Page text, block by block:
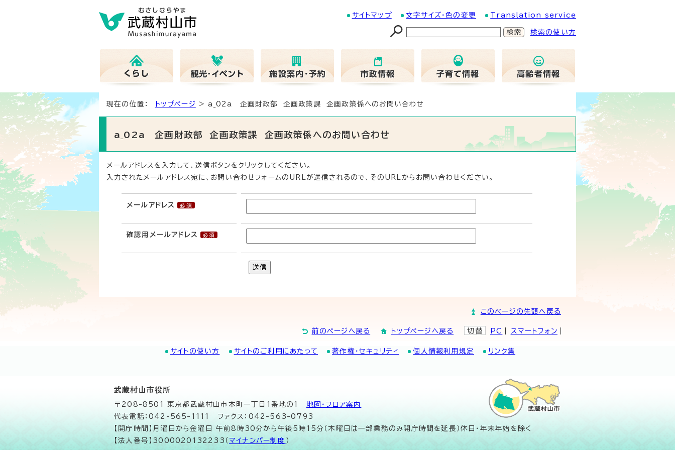
サイトマップ 文字サイズ・色の変更 Translation service
検索の使い方
現在の位置： トップページ > a_02a 企画財政部 企画政策課 企画政策係へのお問い合わせ
a_02a 企画財政部 企画政策課 企画政策係へのお問い合わせ
メールアドレスを入力して、送信ボタンをクリックしてください。
入力されたメールアドレス宛に、お問い合わせフォームのURLが送信されるので、そのURLからお問い合わせください。
メールアドレス
確認用メールアドレス
送信
このページの先頭へ戻る
前のページへ戻る トップページへ戻る 切替 PC スマートフォン
サイトの使い方 サイトのご利用にあたって 著作権・セキュリティ 個人情報利用規定 リンク集
武蔵村山市役所
〒208-8501 東京都武蔵村山市本町一丁目1番地の1 地図･フロア案内
代表電話：042-565-1111 ファクス：042-563-0793
【開庁時間】月曜日から金曜日 午前8時30分から午後5時15分（木曜日は一部業務のみ開庁時間を延長）休日・年末年始を除く
【法人番号】3000020132233（ マイナンバー制度 ）